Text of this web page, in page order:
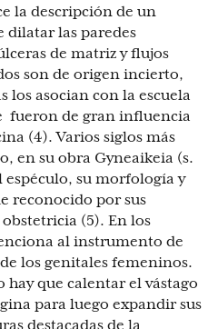
la descripción de un
las paredes
de matriz y flujos
son de origen incierto,
los asocian con la escuela
fueron de gran influencia
(4). Varios siglos más
en su obra Gyneaikeia (s.
su morfología y
reconocido por sus
(5). En los
al instrumento de
los genitales femeninos.
hay que calentar el vástago
para luego expandir sus
destacadas de la